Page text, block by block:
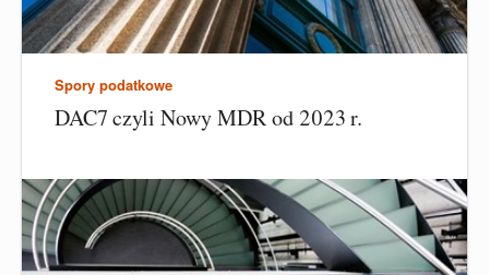
Spory podatkowe
DAC7 czyli Nowy MDR od 2023 r.